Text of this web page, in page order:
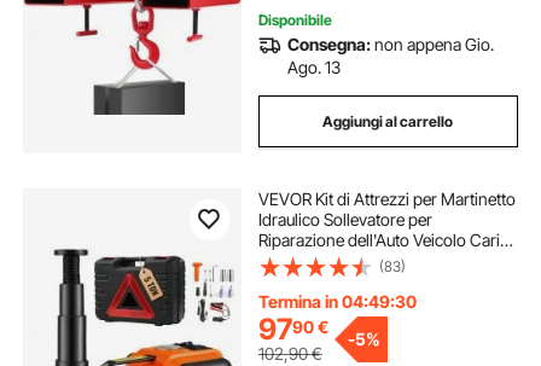
Disponibile
Consegna:non appena Gio.
Ago. 13
Aggiungi al carrello
VEVOR Kit di Attrezzi per Martinetto
Idraulico Sollevatore per
Riparazione dell'Auto Veicolo Carico
Massimo 5 Tonnellate Corrente CC
12V 180W 15A Pressione 10bar,
Cassetta di Attrezzi per Martinetto
(83)
Termina in 04:49:29
9790€
102,90€
-5%